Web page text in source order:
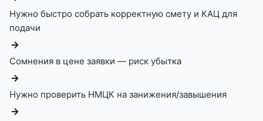
Нужно быстро собрать корректную смету и КАЦ для
подачи
Сомнения в цене заявки — риск убытка
Нужно проверить НМЦК на занижения/завышения